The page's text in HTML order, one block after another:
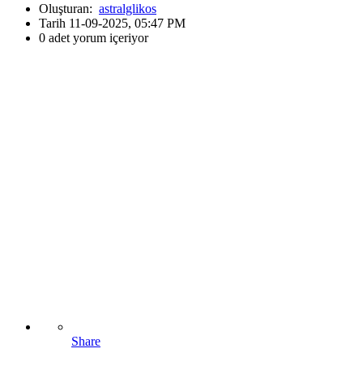
Oluşturan: astralglikos
Tarih 11-09-2025, 05:47 PM
0 adet yorum içeriyor
Share